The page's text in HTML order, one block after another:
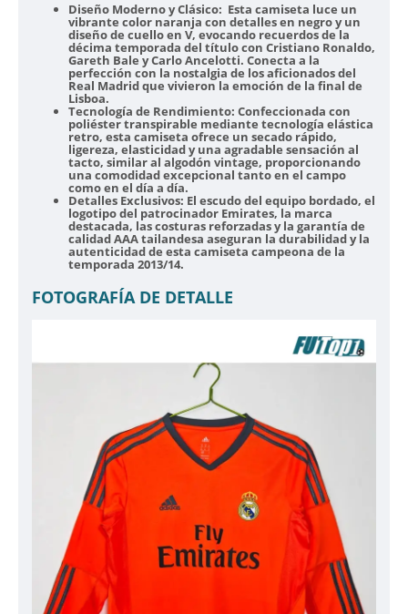
Diseño Moderno y Clásico: Esta camiseta luce un
vibrante color naranja con detalles en negro y un
diseño de cuello en V, evocando recuerdos de la
décima temporada del título con Cristiano Ronaldo,
Gareth Bale y Carlo Ancelotti. Conecta a la
perfección con la nostalgia de los aficionados del
Real Madrid que vivieron la emoción de la final de
Lisboa.
Tecnología de Rendimiento: Confeccionada con
poliéster transpirable mediante tecnología elástica
retro, esta camiseta ofrece un secado rápido,
ligereza, elasticidad y una agradable sensación al
tacto, similar al algodón vintage, proporcionando
una comodidad excepcional tanto en el campo
como en el día a día.
Detalles Exclusivos: El escudo del equipo bordado, el
logotipo del patrocinador Emirates, la marca
destacada, las costuras reforzadas y la garantía de
calidad AAA tailandesa aseguran la durabilidad y la
autenticidad de esta camiseta campeona de la
temporada 2013/14.
FOTOGRAFÍA DE DETALLE